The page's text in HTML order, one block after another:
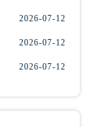
内蒙古自治区包头市青山区幸福路甲3号王府井百货名表维修浪琴售后服务中心（需提前预约）
2026-07-12
2026-07-12
2026-07-12